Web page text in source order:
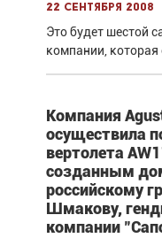
22 сентября 2008
Это будет шестой
компании,
Компания
осуществила
вертолета
созданным
российскому
Шмакову,
компании